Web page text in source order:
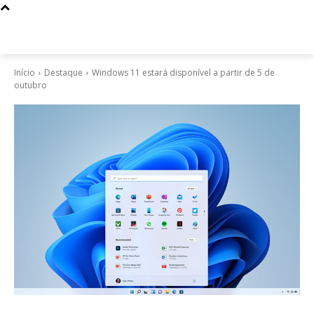
Início Destaque
Windows 11 estará disponível a partir de 5 de
outubro